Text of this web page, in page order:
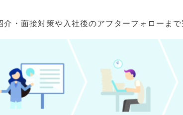
・面接対策や入社後のアフターフォローま